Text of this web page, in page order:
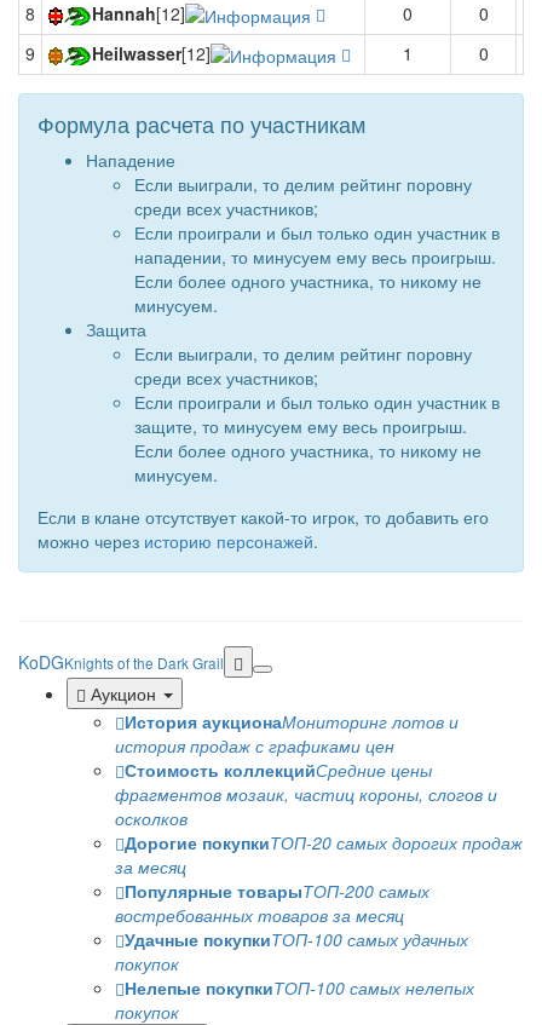
8
Hannah[12] 0
0
9
Heilwasser[12] 1 0
Формула расчета по участникам
Нападение
Если выиграли, то делим рейтинг поровну
среди всех участников;
Если проиграли и был только один участник в
нападении, то минусуем ему весь проигрыш.
Если более одного участника, то никому не
минусуем.
Защита
Если выиграли, то делим рейтинг поровну
среди всех участников;
Если проиграли и был только один участник в
защите, то минусуем ему весь проигрыш.
Если более одного участника, то никому не
минусуем.
Если в клане отсутствует какой-то игрок, то добавить его
можно через историю персонажей.
KoDGKnights of the Dark Grail
Аукцион
История аукционаМониторинг лотов и
история продаж с графиками цен
Стоимость коллекцийСредние цены
фрагментов мозаик, частиц короны, слогов и
осколков
Дорогие покупкиТОП-20 самых дорогих продаж
за месяц
Популярные товарыТОП-200 самых
востребованных товаров за месяц
Удачные покупкиТОП-100 самых удачных
покупок
Нелепые покупкиТОП-100 самых нелепых
покупок